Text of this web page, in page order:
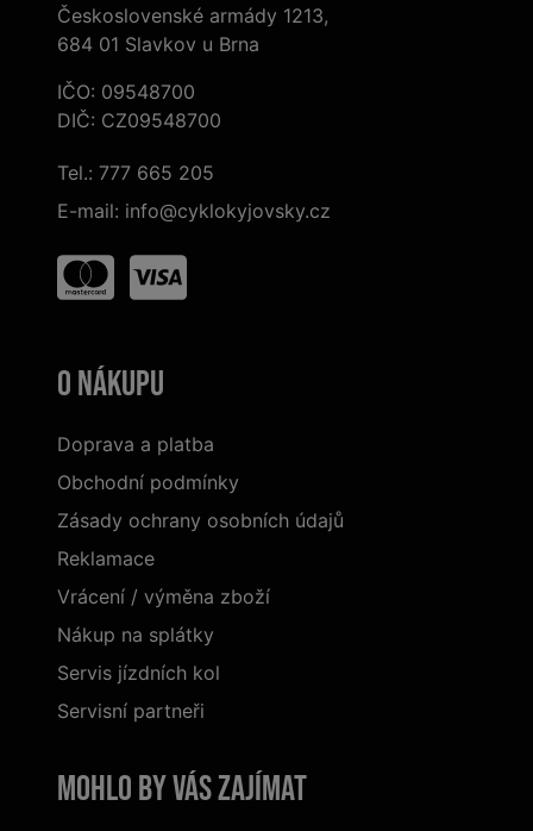
Československé armády 1213,
684 01 Slavkov u Brna
IČO: 09548700
DIČ: CZ09548700
Tel.: 777 665 205
E-mail: info@cyklokyjovsky.cz
O nákupu
Doprava a platba
Obchodní podmínky
Zásady ochrany osobních údajů
Reklamace
Vrácení / výměna zboží
Nákup na splátky
Servis jízdních kol
Servisní partneři
Mohlo by vás zajímat